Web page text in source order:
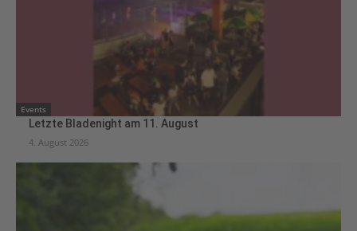
Events
Letzte Bladenight am 11. August
4. August 2026